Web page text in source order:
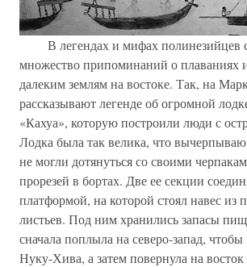
В легендах и мифах полинезийцев
множество припоминаний о плаваниях
далеким землям на востоке. Так, на
рассказывают легенде об огромной
«Кахуа», которую построили люди с
Лодка была так велика, что
не могли дотянуться со своими
прорезей в бортах. Две ее секции
платформой, на которой стоял навес из
листьев. Под ним хранились запасы
сначала поплыла на северо-запад, чтобы
Нуку-Хива, а затем повернула на